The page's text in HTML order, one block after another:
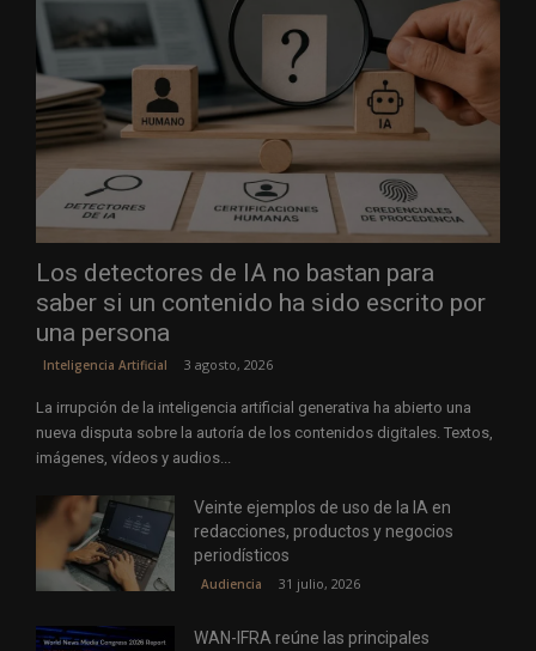
Los detectores de IA no bastan para
saber si un contenido ha sido escrito por
una persona
Inteligencia Artificial 3 agosto, 2026
La irrupción de la inteligencia artificial generativa ha abierto una
nueva disputa sobre la autoría de los contenidos digitales. Textos,
imágenes, vídeos y audios...
Veinte ejemplos de uso de la IA en
redacciones, productos y negocios
periodísticos
Audiencia 31 julio, 2026
WAN-IFRA reúne las principales